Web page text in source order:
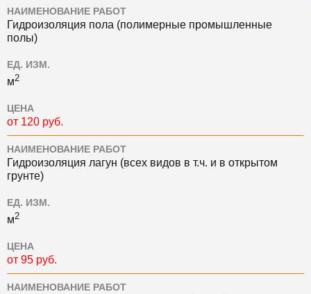
НАИМЕНОВАНИЕ РАБОТ
Гидроизоляция пола (полимерные промышленные
полы)
ЕД. ИЗМ.
м2
ЦЕНА
от 120 руб.
НАИМЕНОВАНИЕ РАБОТ
Гидроизоляция лагун (всех видов в т.ч. и в открытом
грунте)
ЕД. ИЗМ.
м2
ЦЕНА
от 95 руб.
НАИМЕНОВАНИЕ РАБОТ